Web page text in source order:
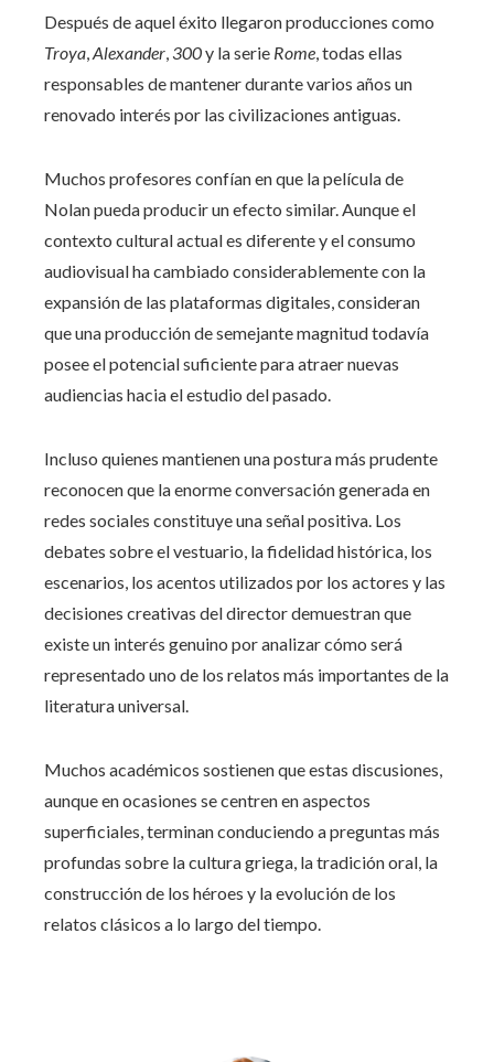
Después de aquel éxito llegaron producciones como
Troya,Alexander, 300y la serie Rome, todas ellas
responsables de mantener durante varios años un
renovado interés por las civilizaciones antiguas.
Muchos profesores confían en que la película de
Nolan pueda producir un efecto similar. Aunque el
contexto cultural actual es diferente y el consumo
audiovisual ha cambiado considerablemente con la
expansión de las plataformas digitales, consideran
que una producción de semejante magnitud todavía
posee el potencial suficiente para atraer nuevas
audiencias hacia el estudio del pasado.
Incluso quienes mantienen una postura más prudente
reconocen que la enorme conversación generada en
redes sociales constituye una señal positiva. Los
debates sobre el vestuario, la fidelidad histórica, los
escenarios, los acentos utilizados por los actores y las
decisiones creativas del director demuestran que
existe un interés genuino por analizar cómo será
representado uno de los relatos más importantes de la
literatura universal.
Muchos académicos sostienen que estas discusiones,
aunque en ocasiones se centren en aspectos
superficiales, terminan conduciendo a preguntas más
profundas sobre la cultura griega, la tradición oral, la
construcción de los héroes y la evolución de los
relatos clásicos a lo largo del tiempo.